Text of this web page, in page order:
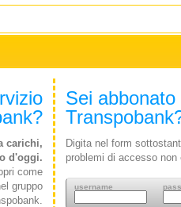
carichi,
d'oggi.
come
gruppo
Sei
Digita nel form
problemi di accesso
username